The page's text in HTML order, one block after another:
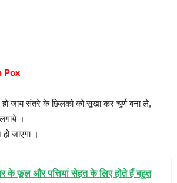
Pox
जाय संतरे के छिलको को सूखा कर चूर्ण बना ले,
।
जाएगा ।
के फूल और पत्तियां सेहत के लिए होते हैं बहुत